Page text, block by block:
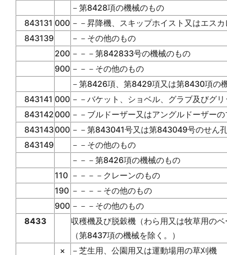
－第8428項の機械のもの
843131 000 －－昇降機、スキップホイスト又はエス
843139
－－その他のもの
200 －－－第842833号の機械のもの
900 －－－その他のもの
－第8426項、第8429項又は第8430項の
843141 000 －－バケット、ショベル、グラブ及びグ
843142 000 －－ブルドーザー又はアングルドーザー
843143000 －－第843041号又は第843049号のせん
843149
－－その他のもの
－－－第8426項の機械のもの
110 －－－－クレーンのもの
190 －－－－その他のもの
900 －－－その他のもの
8433
収穫機及び脱穀機（わら用又は牧草用の
（第8437項の機械を除く。）
×
－芝生用、公園用又は運動場用の草刈機